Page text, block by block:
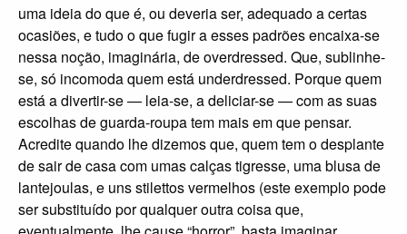
uma ideia do que é, ou deveria ser, adequado a certas
ocasiões, e tudo o que fugir a esses padrões encaixa-se
nessa noção, imaginária, de overdressed. Que, sublinhe-
se, só incomoda quem está underdressed. Porque quem
está a divertir-se — leia-se, a deliciar-se — com as suas
escolhas de guarda-roupa tem mais em que pensar.
Acredite quando lhe dizemos que, quem tem o desplante
de sair de casa com umas calças tigresse, uma blusa de
lantejoulas, e uns stilettos vermelhos (este exemplo pode
ser substituído por qualquer outra coisa que,